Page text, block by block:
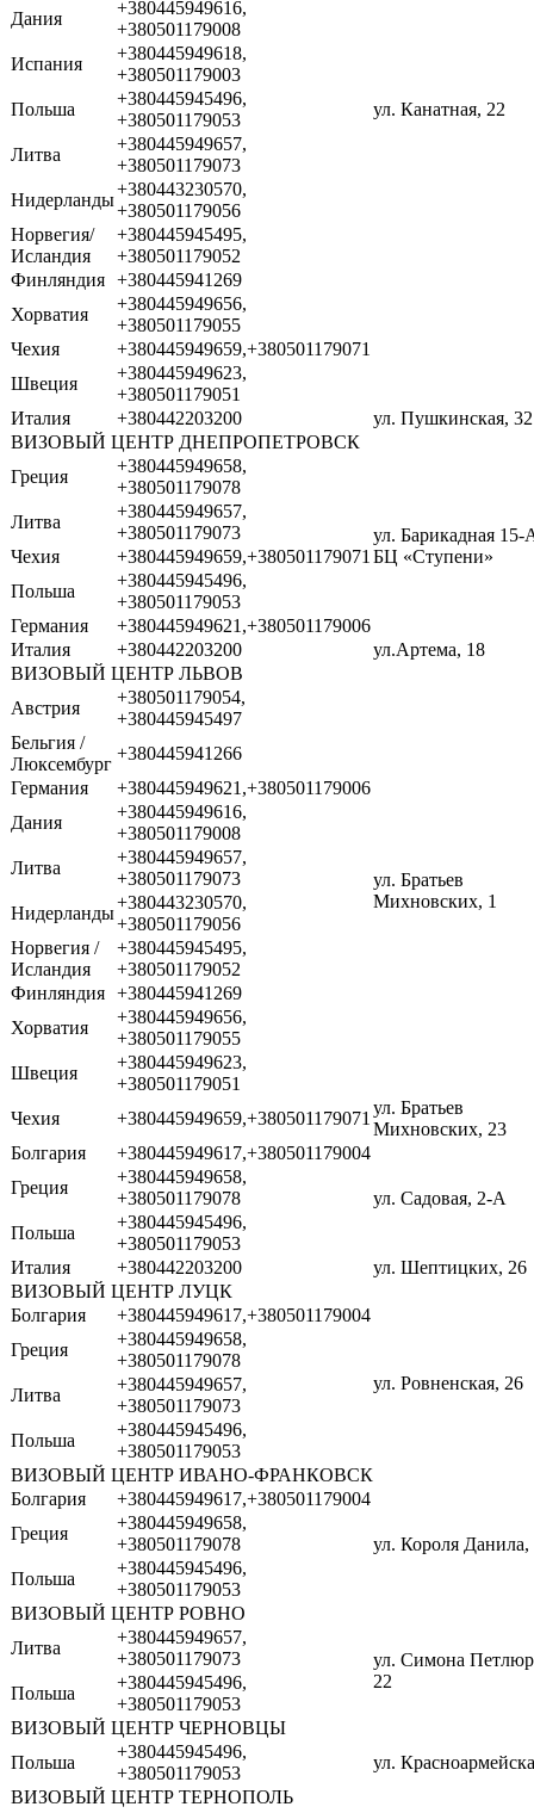
ул. Канатная, 22
Дания
+380445949616,
+380501179008
Испания
+380445949618,
+380501179003
Польша
+380445945496,
+380501179053
Литва
+380445949657,
+380501179073
Нидерланды
+380443230570,
+380501179056
Норвегия/
Исландия
+380445945495,
+380501179052
Финляндия +380445941269
Хорватия
+380445949656,
+380501179055
Чехия
+380445949659,+380501179071
Швеция
+380445949623,
+380501179051
Италия
+380442203200
ул. Пушкинская, 32
ВИЗОВЫЙ ЦЕНТР ДНЕПРОПЕТРОВСК
Греция
+380445949658,
+380501179078
ул. Барикадная 15-
БЦ «Ступени»
Литва
+380445949657,
+380501179073
Чехия
+380445949659,+380501179071
Польша
+380445945496,
+380501179053
Германия
+380445949621,+380501179006
Италия
+380442203200
ул.Артема, 18
ВИЗОВЫЙ ЦЕНТР ЛЬВОВ
Австрия
+380501179054,
+380445945497
ул. Братьев
Михновских, 1
Бельгия /
Люксембург
+380445941266
Германия
+380445949621,+380501179006
Дания
+380445949616,
+380501179008
Литва
+380445949657,
+380501179073
Нидерланды
+380443230570,
+380501179056
Норвегия /
Исландия
+380445945495,
+380501179052
Финляндия +380445941269
Хорватия
+380445949656,
+380501179055
Швеция
+380445949623,
+380501179051
Чехия
+380445949659,+380501179071
ул. Братьев
Михновских, 23
Болгария
+380445949617,+380501179004
ул. Садовая, 2-А
Греция
+380445949658,
+380501179078
Польша
+380445945496,
+380501179053
Италия
+380442203200
ул. Шептицких, 26
ВИЗОВЫЙ ЦЕНТР ЛУЦК
Болгария
+380445949617,+380501179004
ул. Ровненская, 26
Греция
+380445949658,
+380501179078
Литва
+380445949657,
+380501179073
Польша
+380445945496,
+380501179053
ВИЗОВЫЙ ЦЕНТР ИВАНО-ФРАНКОВСК
Болгария
+380445949617,+380501179004
ул. Короля Данила,
Греция
+380445949658,
+380501179078
Польша
+380445945496,
+380501179053
ВИЗОВЫЙ ЦЕНТР РОВНО
Литва
+380445949657,
+380501179073
ул. Симона
22
Польша
+380445945496,
+380501179053
ВИЗОВЫЙ ЦЕНТР ЧЕРНОВЦЫ
Польша
+380445945496,
+380501179053
ул.
ВИЗОВЫЙ ЦЕНТР ТЕРНОПОЛЬ